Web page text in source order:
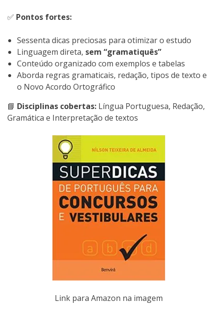
✅ Pontos fortes:
Sessenta dicas preciosas para otimizar o estudo
Linguagem direta, sem “gramatiquês”
Conteúdo organizado com exemplos e tabelas
Aborda regras gramaticais, redação, tipos de texto e
o Novo Acordo Ortográfico
📘 Disciplinas cobertas: Língua Portuguesa, Redação,
Gramática e Interpretação de textos
Link para Amazon na imagem